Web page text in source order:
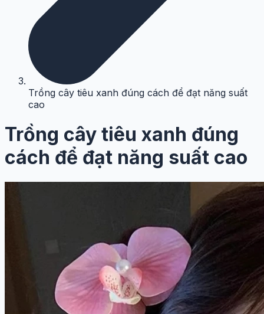
Trồng cây tiêu xanh đúng cách để đạt năng suất
cao
Trồng cây tiêu xanh đúng
cách để đạt năng suất cao